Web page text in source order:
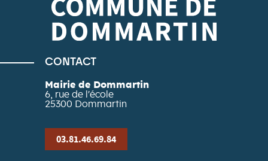
CONTACT
Mairie de Dommartin
6, rue de l'école
25300 Dommartin
03.81.46.69.84